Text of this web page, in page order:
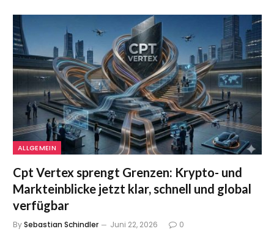
ALLGEMEIN
Cpt Vertex sprengt Grenzen: Krypto- und
Markteinblicke jetzt klar, schnell und global
verfügbar
BySebastian Schindler Juni 22, 2026 0